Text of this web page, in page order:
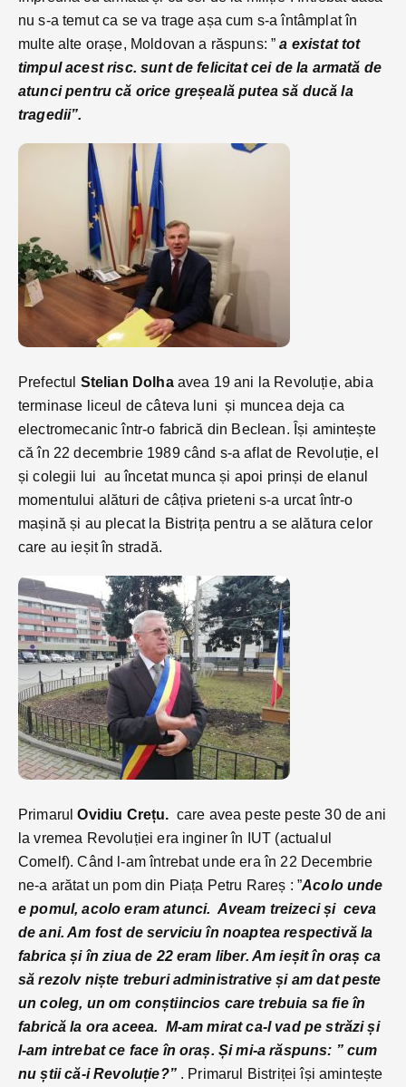
nu s-a temut ca se va trage așa cum s-a întâmplat în
multe alte orașe, Moldovan a răspuns: ”a existat tot
timpul acest risc. sunt de felicitat cei de la armată de
atunci pentru că orice greșeală putea să ducă la
tragedii”.
Prefectul Stelian Dolhaavea 19 ani la Revoluție, abia
terminase liceul de câteva luni și muncea deja ca
electromecanic într-o fabrică din Beclean. Își amintește
că în 22 decembrie 1989 când s-a aflat de Revoluție, el
și colegii lui au încetat munca și apoi prinși de elanul
momentului alături de câțiva prieteni s-a urcat într-o
mașină și au plecat la Bistrița pentru a se alătura celor
care au ieșit în stradă.
PrimarulOvidiu Crețu. care avea peste peste 30 de ani
la vremea Revoluției era inginer în IUT (actualul
Comelf). Când l-am întrebat unde era în 22 Decembrie
ne-a arătat un pom din Piața Petru Rareș : ”Acolo unde
e pomul, acolo eram atunci. Aveam treizeci și ceva
de ani. Am fost de serviciu în noaptea respectivă la
fabrica și în ziua de 22 eram liber. Am ieșit în oraș ca
să rezolv niște treburi administrative și am dat peste
un coleg, un om conștiincios care trebuia sa fie în
fabrică la ora aceea. M-am mirat ca-l vad pe străzi și
l-am intrebat ce face în oraș. Și mi-a răspuns: ” cum
nu știi că-i Revoluție?”. Primarul Bistriței își amintește